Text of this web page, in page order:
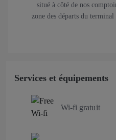
situé à côté de nos
zone des départs du
Services et équipements
Wi-fi gratuit